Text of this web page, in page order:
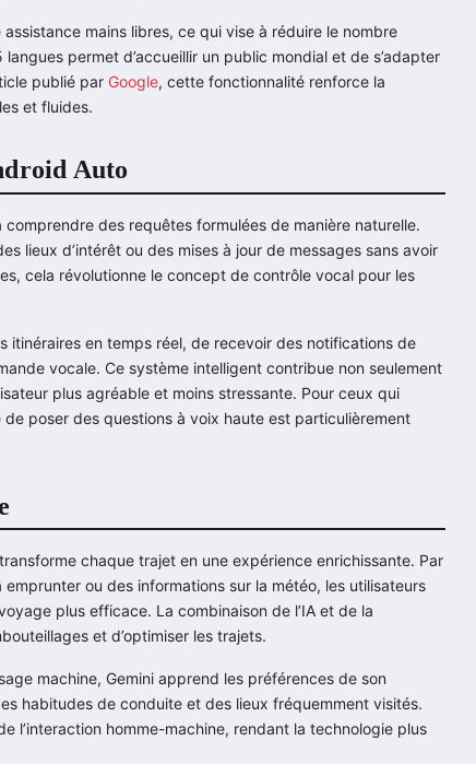
mains libres, ce qui vise à réduire le nombre
permet d’accueillir un public mondial et de s’adapter
publié par Google, cette fonctionnalité renforce la
et fluides.
Auto
des requêtes formulées de manière naturelle.
lieux d’intérêt ou des mises à jour de messages sans avoir
cela révolutionne le concept de contrôle vocal pour les
itinéraires en temps réel, de recevoir des notifications de
vocale. Ce système intelligent contribue non seulement
plus agréable et moins stressante. Pour ceux qui
poser des questions à voix haute est particulièrement
chaque trajet en une expérience enrichissante. Par
ou des informations sur la météo, les utilisateurs
plus efficace. La combinaison de l’IA et de la
et d’optimiser les trajets.
machine, Gemini apprend les préférences de son
habitudes de conduite et des lieux fréquemment visités.
l’interaction homme-machine, rendant la technologie plus